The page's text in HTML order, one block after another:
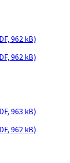
962 kB)
962 kB)
963 kB)
962 kB)